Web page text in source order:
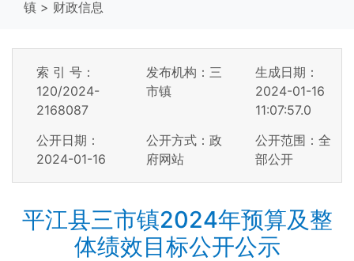
镇 > 财政信息
索 引 号：
120/2024-
2168087
发布机构：三
市镇
生成日期：
2024-01-16
11:07:57.0
公开日期：
2024-01-16
公开方式：政
府网站
公开范围：全
部公开
平江县三市镇2024年预算及整
体绩效目标公开公示